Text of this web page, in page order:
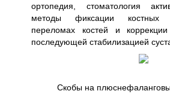
ортопедия, стоматология
методы фиксации костных
переломах костей и
последующей стабилизацией
Скобы на